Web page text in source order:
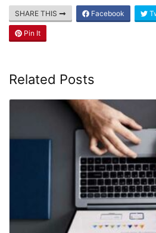
SHARE THIS Facebook
Pin It
Related Posts